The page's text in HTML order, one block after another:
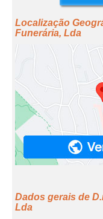
Localização
Funerária, Lda
Dados gerais de
Lda